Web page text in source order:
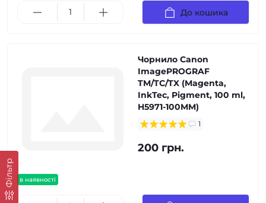
Фільтр
До кошика
в наявності
Чорнило Canon
ImagePROGRAF
TM/TC/TX (Magenta,
InkTec, Pigment, 100 ml,
H5971-100MM)
1
200 грн.